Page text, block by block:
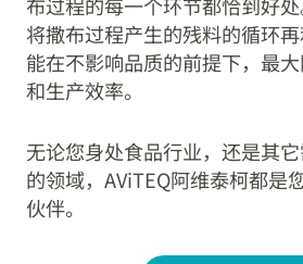
将撒布过程产生的残料的循环
能在不影响品质的前提下，最
和生产效率。
无论您身处食品行业，还是其
的领域，AViTEQ阿维泰柯都是
伙伴。